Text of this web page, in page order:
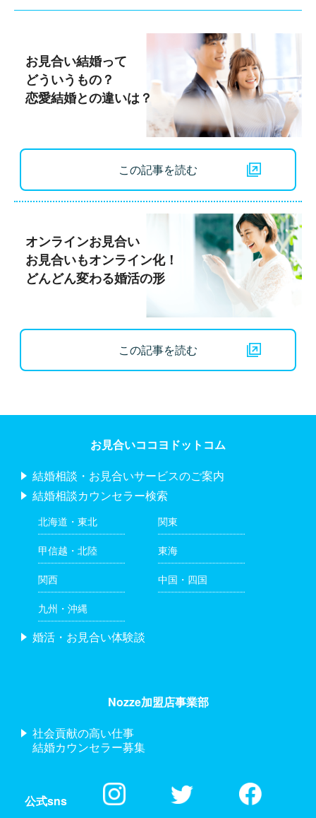
お見合い結婚って
どういうもの？
恋愛結婚との違いは？
この記事を読む
オンラインお見合い
お見合いもオンライン化！
どんどん変わる婚活の形
この記事を読む
お見合いココヨドットコム
結婚相談・お見合いサービスのご案内
結婚相談カウンセラー検索
北海道・東北 関東
甲信越・北陸 東海
関西 中国・四国
九州・沖縄
婚活・お見合い体験談
Nozze加盟店事業部
社会貢献の高い仕事
結婚カウンセラー募集
公式sns